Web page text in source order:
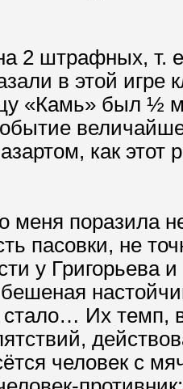
2 штрафных, т.
в этой игре
«Камь» был ½
как
меня поразила
пасовки, не
у Григорьева
стало… Их темп,
человек с